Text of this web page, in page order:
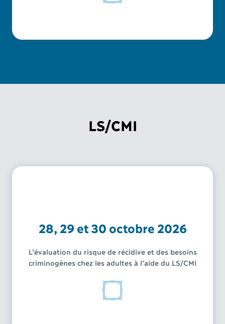
LS/CMI
28, 29 et 30 octobre 2026
L’évaluation du risque de récidive et des besoins
criminogènes chez les adultes à l’aide du LS/CMI